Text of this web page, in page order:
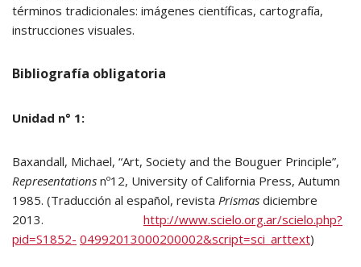
términos tradicionales: imágenes científicas, cartografía,
instrucciones visuales.
Bibliografía obligatoria
Unidad n° 1:
Baxandall, Michael, “Art, Society and the Bouguer Principle”,
Representations nº12, University of California Press, Autumn
1985. (Traducción al español, revista Prismas diciembre
2013. http://www.scielo.org.ar/scielo.php?
pid=S1852- 04992013000200002&script=sci_arttext)